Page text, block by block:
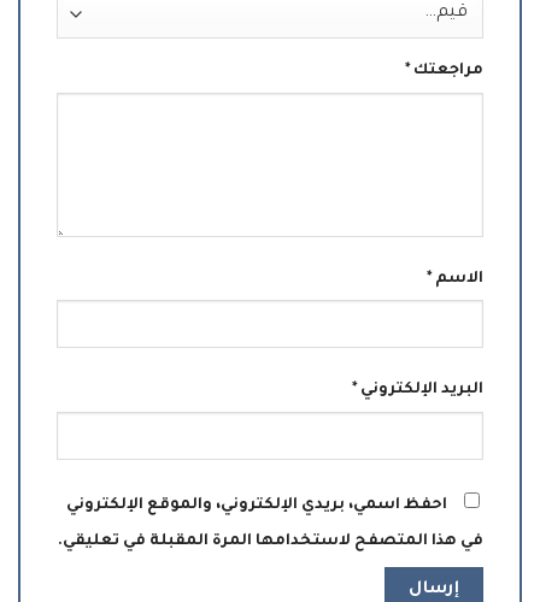
مراجعتك*
الاسم*
البريد الإلكتروني *
احفظ اسمي، بريدي الإلكتروني، والموقع الإلكتروني
في هذا المتصفح لاستخدامها المرة المقبلة في تعليقي.